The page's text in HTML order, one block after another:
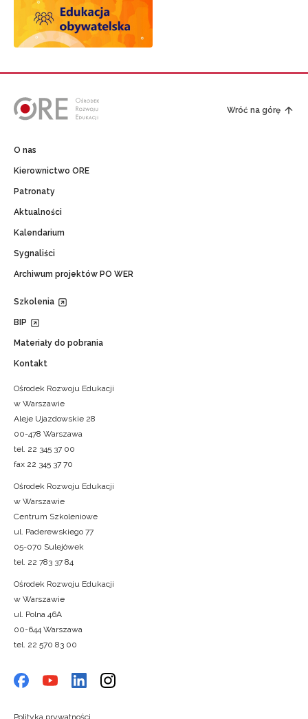
Wróć na górę
O nas
Kierownictwo ORE
Patronaty
Aktualności
Kalendarium
Sygnaliści
Archiwum projektów PO WER
Szkolenia
BIP
Materiały do pobrania
Kontakt
Ośrodek Rozwoju Edukacji
w Warszawie
Aleje Ujazdowskie 28
00-478 Warszawa
tel. 22 345 37 00
fax 22 345 37 70
Ośrodek Rozwoju Edukacji
w Warszawie
Centrum Szkoleniowe
ul. Paderewskiego 77
05-070 Sulejówek
tel. 22 783 37 84
Ośrodek Rozwoju Edukacji
w Warszawie
ul. Polna 46A
00-644 Warszawa
tel. 22 570 83 00
Polityka prywatności